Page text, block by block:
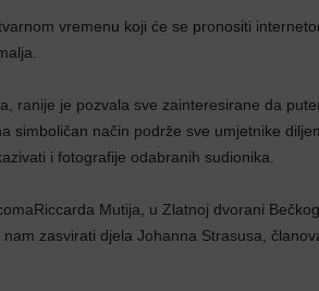
vremenu koji će se pronositi
ranije je pozvala sve zainteresirane da
simboličan način podrže sve umjetnike
i fotografije odabranih sudionika.
Mutija, u Zlatnoj dvorani
zasvirati djela Johanna Strasusa,